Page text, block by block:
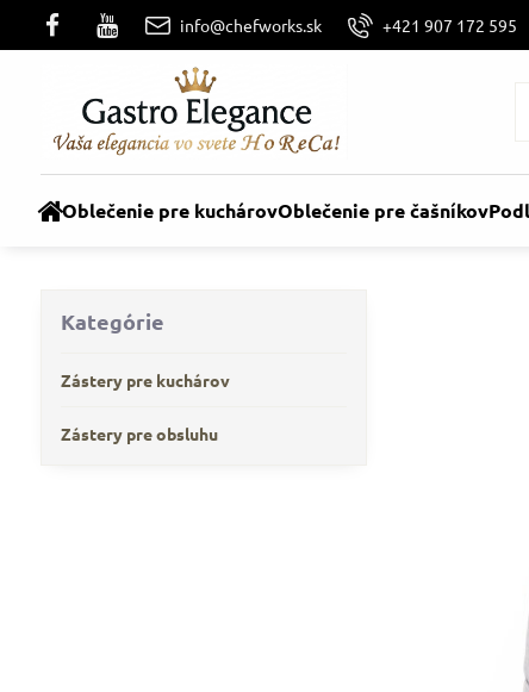
info@chefworks.sk +421 907 172 595
Oblečenie pre kuchárovOblečenie pre čašníkov
Kategórie
Zástery pre kuchárov
Zástery pre obsluhu